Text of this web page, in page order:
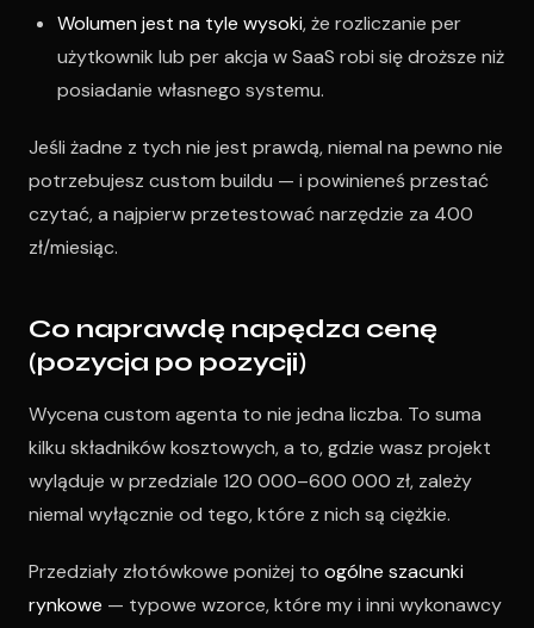
Wolumen jest na tyle wysoki, że rozliczanie per
użytkownik lub per akcja w SaaS robi się droższe niż
posiadanie własnego systemu.
Jeśli żadne z tych nie jest prawdą, niemal na pewno nie
potrzebujesz custom buildu — i powinieneś przestać
czytać, a najpierw przetestować narzędzie za 400
zł/miesiąc.
Co naprawdę napędza cenę
(pozycja po pozycji)
Wycena custom agenta to nie jedna liczba. To suma
kilku składników kosztowych, a to, gdzie wasz projekt
wyląduje w przedziale 120 000–600 000 zł, zależy
niemal wyłącznie od tego, które z nich są ciężkie.
Przedziały złotówkowe poniżej to ogólne szacunki
rynkowe — typowe wzorce, które my i inni wykonawcy